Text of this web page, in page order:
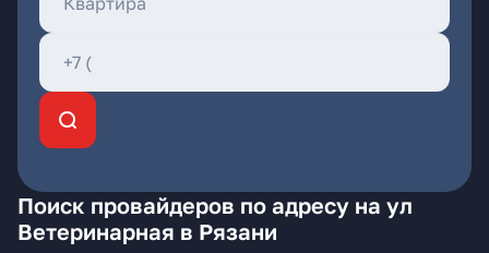
Поиск провайдеров по адресу на ул
Ветеринарная в Рязани